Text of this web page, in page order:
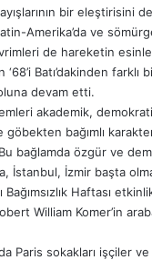
bir eleştirisini
Latin-Amerika’da ve
de hareketin
‘68’i Batı’dakinden
devam etti.
akademik,
göbekten bağımlı
bağlamda özgür ve
İstanbul, İzmir başta
Bağımsızlık Haftası
William Komer’in
Paris sokakları işçiler